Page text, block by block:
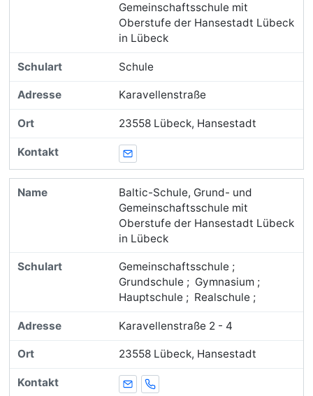
Gemeinschaftsschule mit
Oberstufe der Hansestadt Lübeck
in Lübeck
Schule
Karavellenstraße
23558 Lübeck, Hansestadt
E-Mail
Baltic-Schule, Grund- und
Gemeinschaftsschule mit
Oberstufe der Hansestadt Lübeck
in Lübeck
Gemeinschaftsschule ;
Grundschule ; Gymnasium ;
Hauptschule ; Realschule ;
Karavellenstraße 2 - 4
23558 Lübeck, Hansestadt
E-MailTelefon